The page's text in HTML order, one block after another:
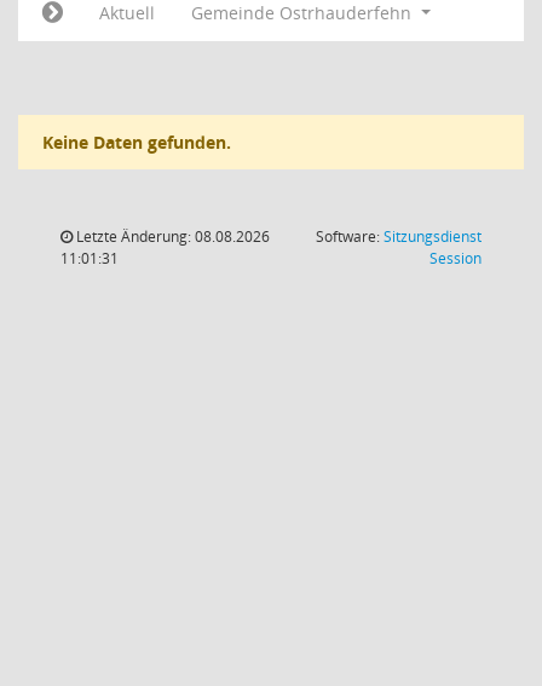
Aktuell
Gemeinde Ostrhauderfehn
Keine Daten gefunden.
Letzte Änderung: 08.08.2026
11:01:31
Software:Sitzungsdienst
Session(Wird in